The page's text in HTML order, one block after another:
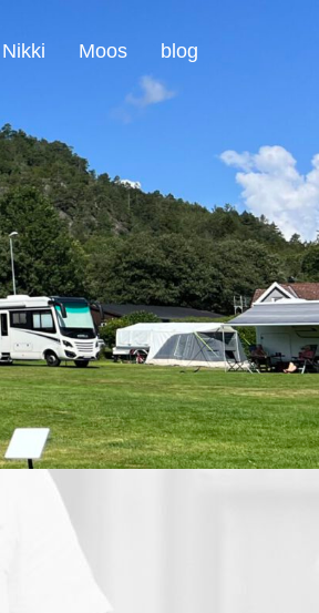
Nikki Moos blog